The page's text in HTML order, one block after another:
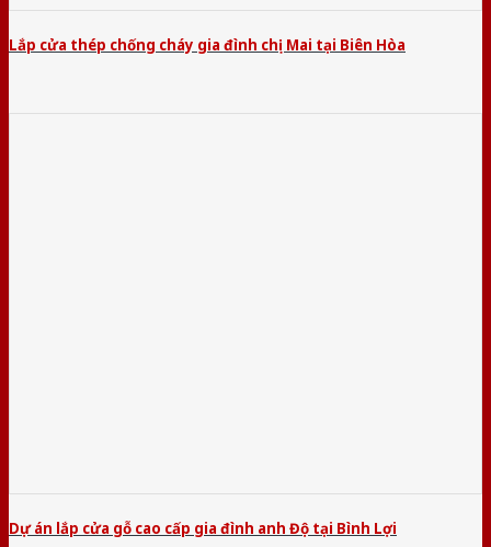
Lắp cửa thép chống cháy gia đình chị Mai tại Biên Hòa
Dự án lắp cửa gỗ cao cấp gia đình anh Độ tại Bình Lợi